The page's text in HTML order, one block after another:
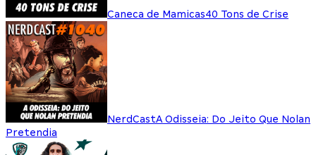
Caneca de Mamicas40 Tons de Crise
NerdCastA Odisseia: Do Jeito Que Nolan
Pretendia